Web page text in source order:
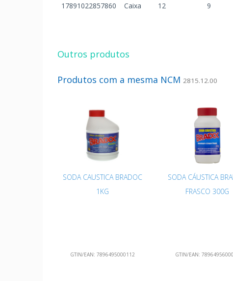
17891022857860 Caixa 12 9
Outros produtos
Produtos com a mesma NCM 2815.12.00
SODA CAUSTICA BRADOC
1KG
GTIN/EAN: 7896495000112
SODA CÁUSTICA
FRASCO 300G
GTIN/EAN: